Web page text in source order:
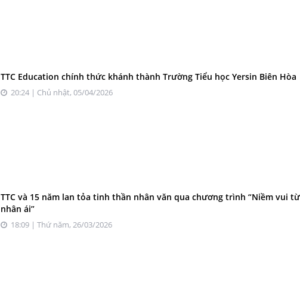
TTC Education chính thức khánh thành Trường Tiểu học Yersin Biên Hòa
20:24 | Chủ nhật, 05/04/2026
TTC và 15 năm lan tỏa tinh thần nhân văn qua chương trình “Niềm vui
nhân ái”
18:09 | Thứ năm, 26/03/2026